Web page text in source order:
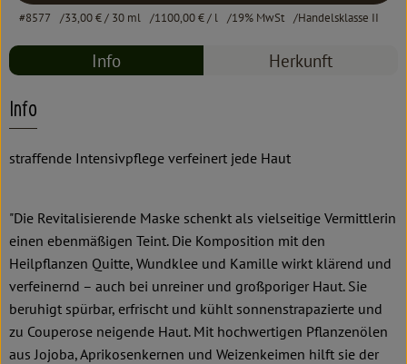
#8577 33,00 €/ 30 ml 1100,00 €/ l 19% MwSt Handelsklasse II
Info Herkunft
Info
straffende Intensivpflege verfeinert jede Haut
"Die Revitalisierende Maske schenkt als vielseitige Vermittlerin
einen ebenmäßigen Teint. Die Komposition mit den
Heilpflanzen Quitte, Wundklee und Kamille wirkt klärend und
verfeinernd – auch bei unreiner und großporiger Haut. Sie
beruhigt spürbar, erfrischt und kühlt sonnenstrapazierte und
zu Couperose neigende Haut. Mit hochwertigen Pflanzenölen
aus Jojoba, Aprikosenkernen und Weizenkeimen hilft sie der